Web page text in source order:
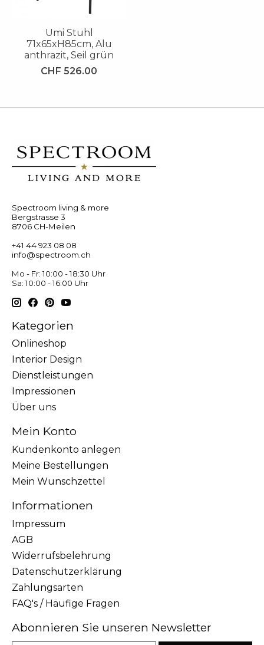
Umi Stuhl
71x65xH85cm, Alu
anthrazit, Seil grün
CHF 526.00
Spectroom living & more
Bergstrasse 3
8706 CH-Meilen
+41 44 923 08 08
info@spectroom.ch
Mo - Fr: 10:00 - 18:30 Uhr
Sa: 10:00 - 16:00 Uhr
Kategorien
Onlineshop
Interior Design
Dienstleistungen
Impressionen
Über uns
Mein Konto
Kundenkonto anlegen
Meine Bestellungen
Mein Wunschzettel
Informationen
Impressum
AGB
Widerrufsbelehrung
Datenschutzerklärung
Zahlungsarten
FAQ's / Häufige Fragen
Abonnieren Sie unseren Newsletter